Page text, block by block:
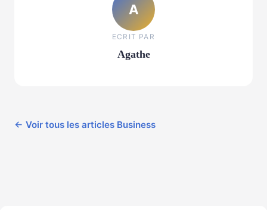
A
ECRIT PAR
Agathe
← Voir tous les articles Business